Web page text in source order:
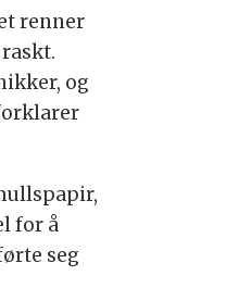
renner
og
for å
seg